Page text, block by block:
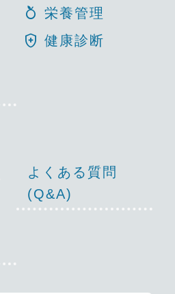
nutrition 栄養管理
health_and_safety 健康診断
よくある質問
(Q&A)